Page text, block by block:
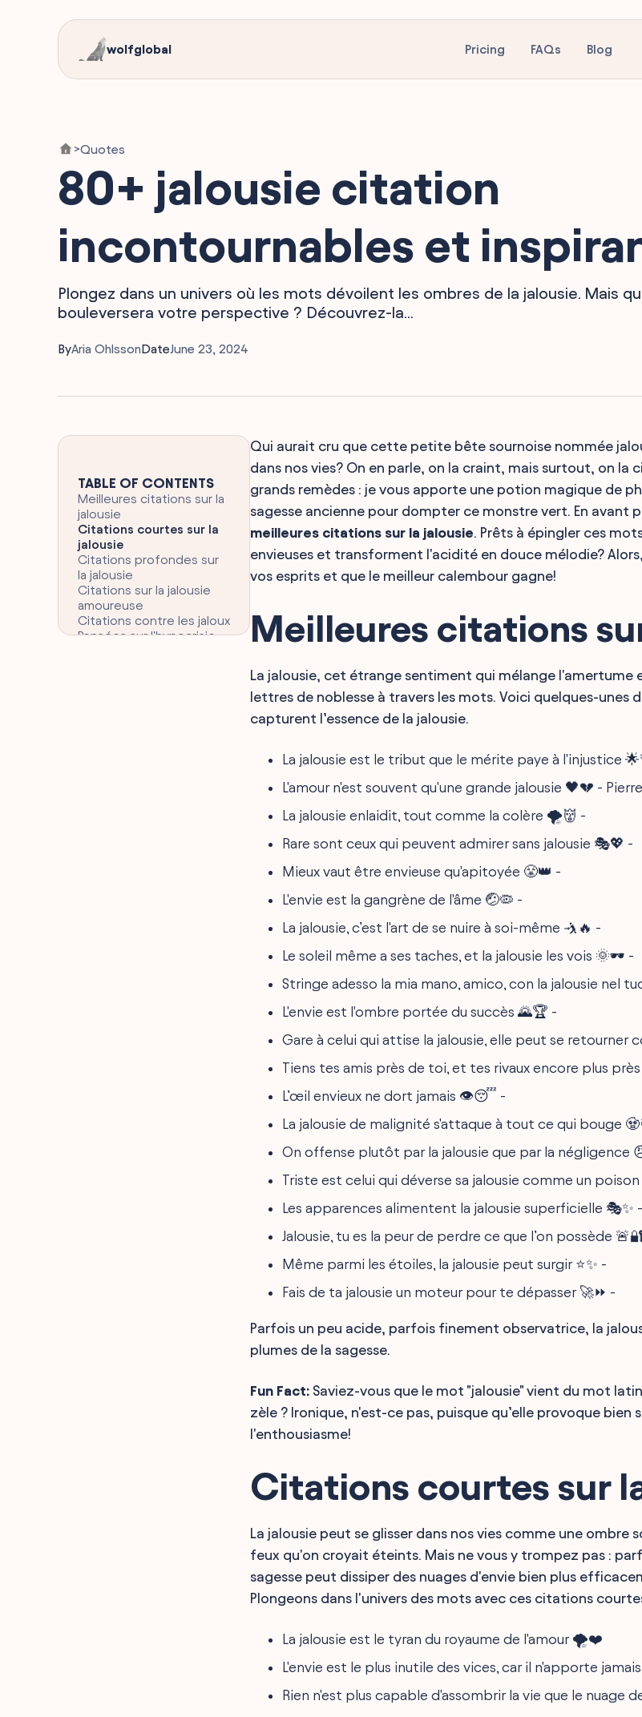
wolfglobal Pricing FAQs Blog
>Quotes
80+ jalousie citation
incontournables et
Plongez dans un univers où les mots dévoilent les ombres de la jalousie. Mais
bouleversera votre perspective ? Découvrez-la...
ByAria OhlssonDateJune 23, 2024
TABLE OF CONTENTS
Meilleures citations sur la
jalousie
Citations courtes sur la
jalousie
Citations profondes sur
la jalousie
Citations sur la jalousie
amoureuse
Citations contre les jaloux
Pensées sur l'hypocrisie
Qui aurait cru que cette petite bête sournoise nommée
dans nos vies? On en parle, on la craint, mais surtout, on la
grands remèdes : je vous apporte une potion magique de
sagesse ancienne pour dompter ce monstre vert. En avant
meilleures citations sur la jalousie. Prêts à épingler ces
envieuses et transforment l'acidité en douce mélodie?
vos esprits et que le meilleur calembour gagne!
Meilleures citations
La jalousie, cet étrange sentiment qui mélange l'amertume
lettres de noblesse à travers les mots. Voici quelques-unes
capturent l’essence de la jalousie.
La jalousie est le tribut que le mérite paye à l'injustice
L'amour n'est souvent qu'une grande jalousie 🖤💔 -
La jalousie enlaidit, tout comme la colère 🌪️👹 -
Rare sont ceux qui peuvent admirer sans jalousie 🎭💖 -
Mieux vaut être envieuse qu'apitoyée 😤👑 -
L'envie est la gangrène de l'âme 🤕🦠 -
La jalousie, c’est l'art de se nuire à soi-même 🤺🔥 -
Le soleil même a ses taches, et la jalousie les vois 🌞🕶️ -
Stringe adesso la mia mano, amico, con la jalousie nel
L'envie est l'ombre portée du succès 🌄🏆 -
Gare à celui qui attise la jalousie, elle peut se retourner
Tiens tes amis près de toi, et tes rivaux encore plus
L’œil envieux ne dort jamais 👁️😴 -
La jalousie de malignité s'attaque à tout ce qui bouge
On offense plutôt par la jalousie que par la négligence
Triste est celui qui déverse sa jalousie comme un
Les apparences alimentent la jalousie superficielle 🎭✨ -
Jalousie, tu es la peur de perdre ce que l’on possède
Même parmi les étoiles, la jalousie peut surgir ⭐✨ -
Fais de ta jalousie un moteur pour te dépasser 🚀⏩ -
Parfois un peu acide, parfois finement observatrice, la
plumes de la sagesse.
Fun Fact: Saviez-vous que le mot "jalousie" vient du mot
zèle ? Ironique, n'est-ce pas, puisque qu’elle provoque
l'enthousiasme!
Citations courtes sur
La jalousie peut se glisser dans nos vies comme une ombre
feux qu'on croyait éteints. Mais ne vous y trompez pas :
sagesse peut dissiper des nuages d'envie bien plus
Plongeons dans l'univers des mots avec ces citations
La jalousie est le tyran du royaume de l'amour 🌪️❤️
L'envie est le plus inutile des vices, car il n'apporte
Rien n'est plus capable d'assombrir la vie que le nuage